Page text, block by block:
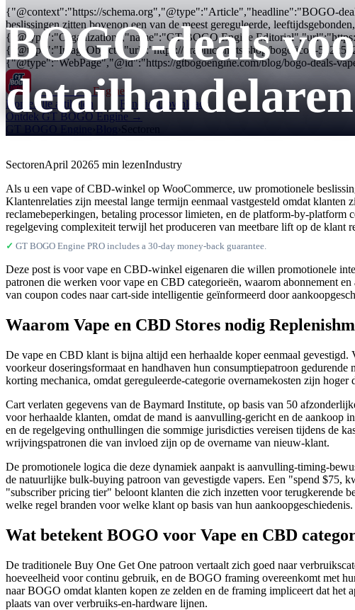
{"@context":"https://schema.org","@type":"Article","headline":"BOGO-
beslissingen zitten bovenop een van de meest gereguleerde,
{"@type":"Organization","name":"GT BOGO Engine
{"@type":"ImageObject","url":"https://graphictshirts.shop/bogo/icon-
{"@type":"WebPage","@id":"https://gtbogoengine.com/blog/bogo-deals-
GT BOGOEngine
HomeAlle artikelen FunctiesDownloads
Ontdek GT BOGO Engine →
GT BOGO Engine ›Blog›Sectoren
BOGO-deals
detailhandelaren
SectorenApril 20265 min lezenIndustry
Als u een vape of CBD-winkel op WooCommerce, uw promotionele
Klantenrelaties zijn meestal lange termijn eenmaal vastgesteld omdat
reclamebeperkingen, betaling processor limieten, en de platform-by-
regelgeving complexiteit terwijl het produceren van meetbare lift op de klant
✓ GT BOGO Engine PRO includes a 30-day money-back guarantee.
Deze post is voor vape en CBD-winkel eigenaren die willen promotionele
patronen die werken voor vape en CBD categorieën, waarom abonnement
van coupon codes naar cart-side intelligentie geïnformeerd door
Waarom Vape en CBD Stores nodig
De vape en CBD klant is bijna altijd een herhaalde koper eenmaal
voorkeur doseringsformaat en handhaven hun consumptiepatroon
korting mechanica, omdat gereguleerde-categorie overnamekosten zijn
Cart verlaten gegevens van de Baymard Institute, op basis van 50
voor herhaalde klanten, omdat de mand is aanvulling-gericht en de
en de regelgeving onthullingen die sommige jurisdicties vereisen tijdens de
wrijvingspatronen die van invloed zijn op de overname van nieuw-klant.
De promotionele logica die deze dynamiek aanpakt is aanvulling-timing-
de natuurlijke bulk-buying patroon van gevestigde vapers. Een "spend $75,
"subscriber pricing tier" beloont klanten die zich inzetten voor terugkerende
welke regel branden voor welke klant op basis van hun aankoopgeschiedenis.
Wat betekent BOGO voor Vape en CBD
De traditionele Buy One Get One patroon vertaalt zich goed naar
hoeveelheid voor continu gebruik, en de BOGO framing overeenkomt met
naar BOGO omdat klanten kopen ze zelden en de framing impliceert dat
plaats van over verbruiks-en-hardware lijnen.